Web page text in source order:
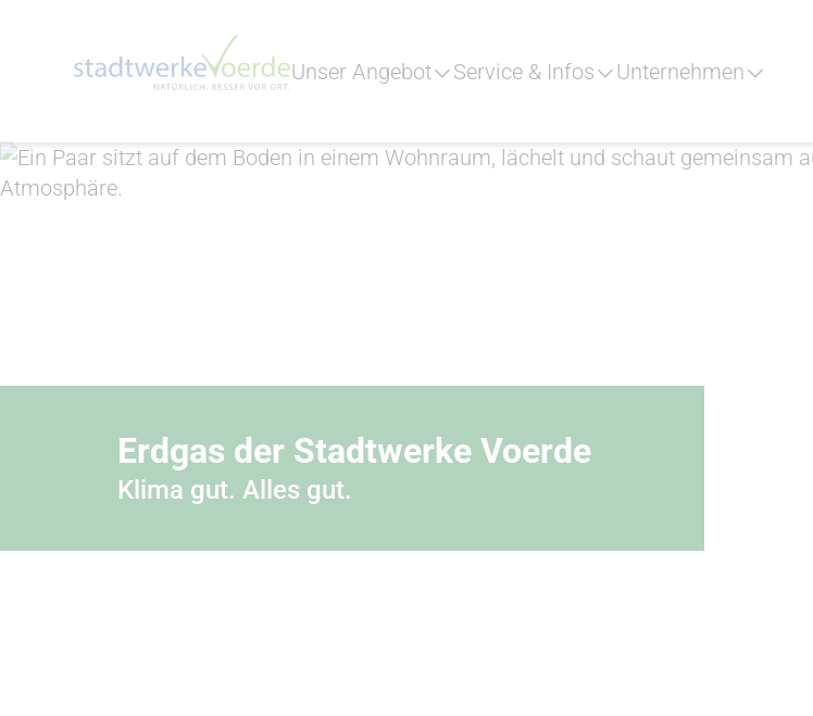
Unser Angebot Service & Infos Unternehmen
Erdgas der Stadtwerke Voerde
Klima gut. Alles gut.